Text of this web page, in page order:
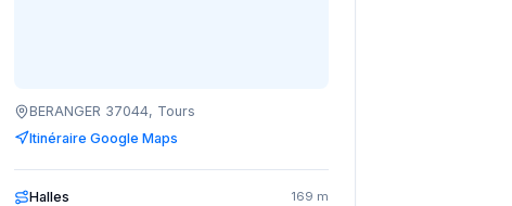
BERANGER 37044, Tours
Itinéraire Google Maps
Halles 169 m